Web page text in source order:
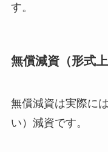
す。
無償減資（形式
無償減資は実際に
い）減資です。